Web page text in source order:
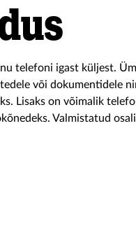
telefoni igast küljest.
või dokumentidele
Lisaks on võimalik
Valmistatud